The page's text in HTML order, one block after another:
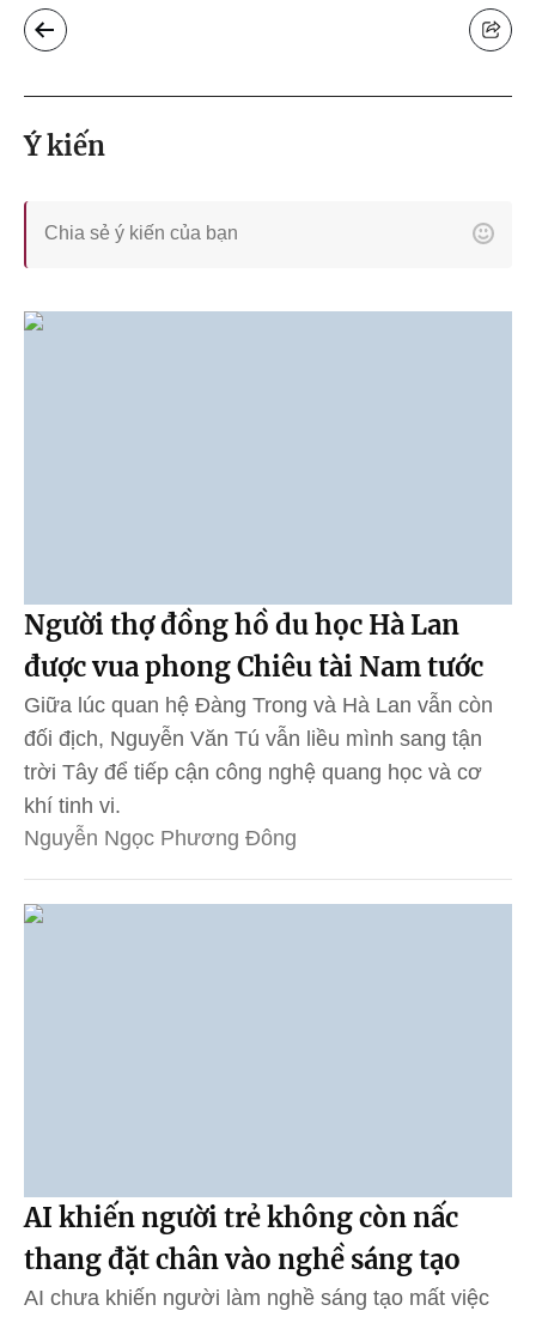
Ý kiến
Người thợ đồng hồ du học Hà Lan
được vua phong Chiêu tài Nam tước
Giữa lúc quan hệ Đàng Trong và Hà Lan vẫn còn
đối địch, Nguyễn Văn Tú vẫn liều mình sang tận
trời Tây để tiếp cận công nghệ quang học và cơ
khí tinh vi.
Nguyễn Ngọc Phương Đông
AI khiến người trẻ không còn nấc
thang đặt chân vào nghề sáng tạo
AI chưa khiến người làm nghề sáng tạo mất việc